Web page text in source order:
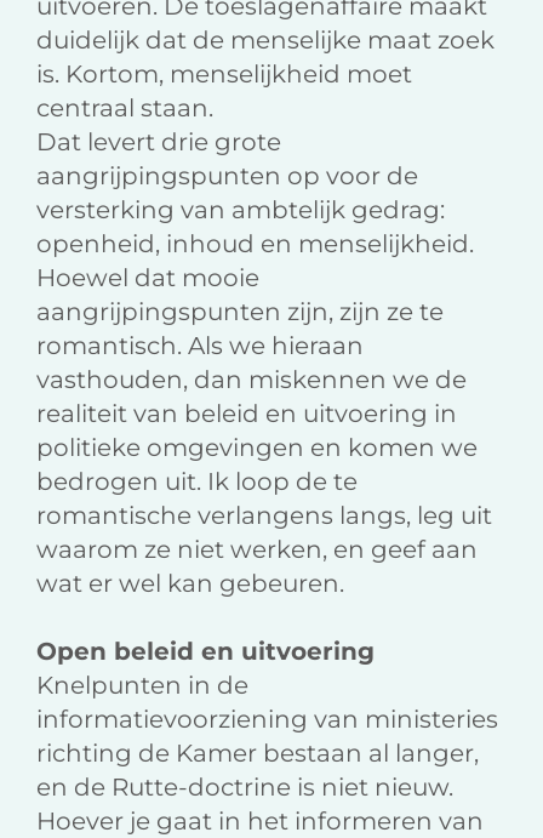
uitvoeren. De toeslagenaffaire maakt
duidelijk dat de menselijke maat zoek
is. Kortom, menselijkheid moet
centraal staan.
Dat levert drie grote
aangrijpingspunten op voor de
versterking van ambtelijk gedrag:
openheid, inhoud en menselijkheid.
Hoewel dat mooie
aangrijpingspunten zijn, zijn ze te
romantisch. Als we hieraan
vasthouden, dan miskennen we de
realiteit van beleid en uitvoering in
politieke omgevingen en komen we
bedrogen uit. Ik loop de te
romantische verlangens langs, leg uit
waarom ze niet werken, en geef aan
wat er wel kan gebeuren.
Open beleid en uitvoering
Knelpunten in de
informatievoorziening van ministeries
richting de Kamer bestaan al langer,
en de Rutte-doctrine is niet nieuw.
Hoever je gaat in het informeren van